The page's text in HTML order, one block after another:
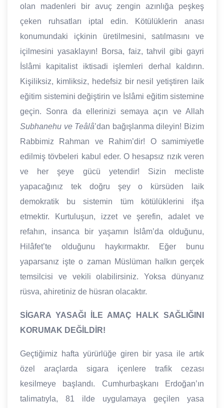
olan madenleri bir avuç zengin azınlığa peşkeş
çeken ruhsatları iptal edin. Kötülüklerin anası
konumundaki içkinin üretilmesini, satılmasını ve
içilmesini yasaklayın! Borsa, faiz, tahvil gibi gayri
İslâmi kapitalist iktisadi işlemleri derhal kaldırın.
Kişiliksiz, kimliksiz, hedefsiz bir nesil yetiştiren laik
eğitim sistemini değiştirin ve İslâmi eğitim sistemine
geçin. Sonra da ellerinizi semaya açın ve Allah
Subhanehu ve Teâlâ’dan bağışlanma dileyin! Bizim
Rabbimiz Rahman ve Rahim’dir! O samimiyetle
edilmiş tövbeleri kabul eder. O hesapsız rızık veren
ve her şeye gücü yetendir! Sizin mecliste
yapacağınız tek doğru şey o kürsüden laik
demokratik bu sistemin tüm kötülüklerini ifşa
etmektir. Kurtuluşun, izzet ve şerefin, adalet ve
refahın, insanca bir yaşamın İslâm’da olduğunu,
Hilâfet’te olduğunu haykırmaktır. Eğer bunu
yaparsanız işte o zaman Müslüman halkın gerçek
temsilcisi ve vekili olabilirsiniz. Yoksa dünyanız
rüsva, ahiretiniz de hüsran olacaktır.
SİGARA YASAĞI İLE AMAÇ HALK SAĞLIĞINI
KORUMAK DEĞİLDİR!
Geçtiğimiz hafta yürürlüğe giren bir yasa ile artık
özel araçlarda sigara içenlere trafik cezası
kesilmeye başlandı. Cumhurbaşkanı Erdoğan’ın
talimatıyla, 81 ilde uygulamaya geçilen yasa